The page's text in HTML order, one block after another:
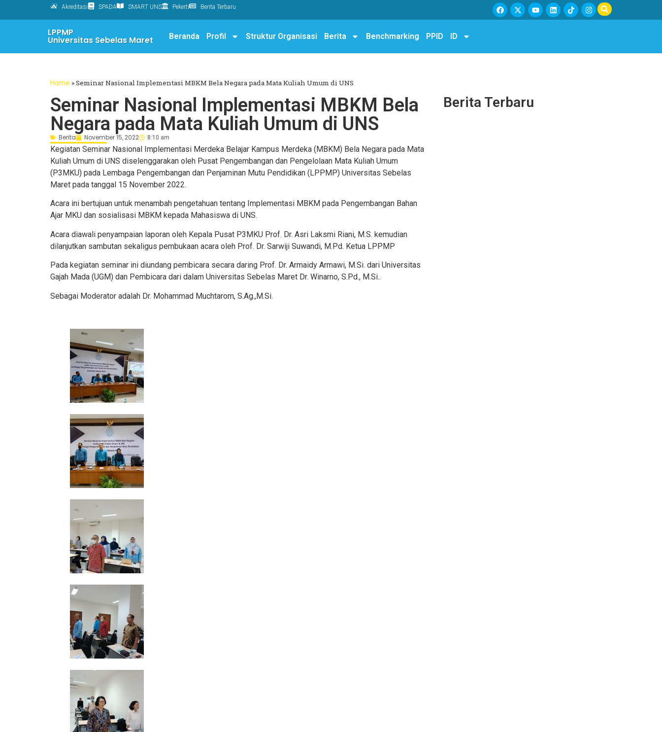
Akreditasi SPADA SMART UNS Pekerti Berita Terbaru
LPPMP
Universitas Sebelas Maret Beranda Profil Struktur Organisasi Berita Benchmarking PPID ID
Home »Seminar Nasional Implementasi MBKM Bela Negara pada Mata Kuliah Umum di UNS
Seminar Nasional Implementasi MBKM Bela
Negara pada Mata Kuliah Umum di UNS
Berita November 15, 2022 8:10 am
Kegiatan Seminar Nasional Implementasi Merdeka Belajar Kampus Merdeka (MBKM) Bela Negara pada Mata
Kuliah Umum di UNS diselenggarakan oleh Pusat Pengembangan dan Pengelolaan Mata Kuliah Umum
(P3MKU) pada Lembaga Pengembangan dan Penjaminan Mutu Pendidikan (LPPMP) Universitas Sebelas
Maret pada tanggal 15 November 2022.
Acara ini bertujuan untuk menambah pengetahuan tentang Implementasi MBKM pada Pengembangan Bahan
Ajar MKU dan sosialisasi MBKM kepada Mahasiswa di UNS.
Acara diawali penyampaian laporan oleh Kepala Pusat P3MKU Prof. Dr. Asri Laksmi Riani, M.S. kemudian
dilanjutkan sambutan sekaligus pembukaan acara oleh Prof. Dr. Sarwiji Suwandi, M.Pd. Ketua LPPMP
Pada kegiatan seminar ini diundang pembicara secara daring Prof. Dr. Armaidy Armawi, M.Si. dari Universitas
Gajah Mada (UGM) dan Pembicara dari dalam Universitas Sebelas Maret Dr. Winarno, S.Pd., M.Si..
Sebagai Moderator adalah Dr. Mohammad Muchtarom, S.Ag.,M.Si.
Berita Terbaru